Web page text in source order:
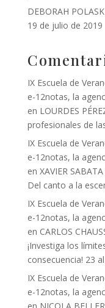
DEBORAH
19 de julio de 2019
IX Escuela de
e-12notas, la
en LOURDES
profesionales de
IX Escuela de
e-12notas, la
en XAVIER
Del canto a la
IX Escuela de
e-12notas, la
en CARLOS
¡Investiga los
consecuencia! 23
IX Escuela de
e-12notas, la